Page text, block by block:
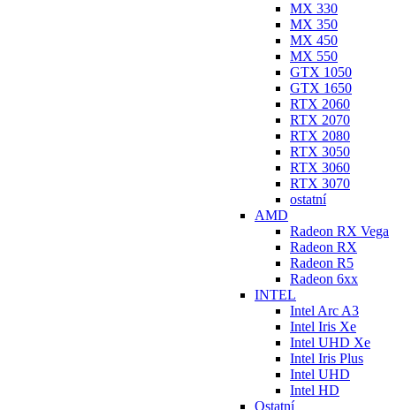
MX 330
MX 350
MX 450
MX 550
GTX 1050
GTX 1650
RTX 2060
RTX 2070
RTX 2080
RTX 3050
RTX 3060
RTX 3070
ostatní
AMD
Radeon RX Vega
Radeon RX
Radeon R5
Radeon 6xx
INTEL
Intel Arc A3
Intel Iris Xe
Intel UHD Xe
Intel Iris Plus
Intel UHD
Intel HD
Ostatní